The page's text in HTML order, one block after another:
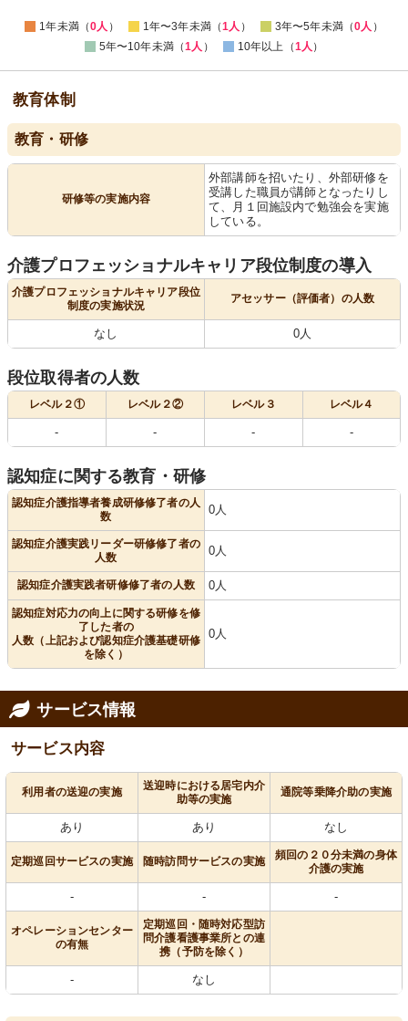
1年未満（0人 ） 1年〜3年未満（1人 ） 3年〜5年未満（0人 ）
5年〜10年未満（1人 ） 10年以上（1人 ）
教育体制
教育・研修
研修等の実施内容
外部講師を招いたり、外部研修を
受講した職員が講師となったりし
て、月１回施設内で勉強会を実施
している。
介護プロフェッショナルキャリア段位制度の導入
介護プロフェッショナルキャリア段位
制度の実施状況
アセッサー（評価者）の人数
なし 0人
段位取得者の人数
レベル２① レベル２② レベル３ レベル４
- - - -
認知症に関する教育・研修
認知症介護指導者養成研修修了者の人
数
0人
認知症介護実践リーダー研修修了者の
人数
0人
認知症介護実践者研修修了者の人数 0人
認知症対応力の向上に関する研修を修
了した者の
人数（上記および認知症介護基礎研修
を除く）
0人
サービス情報
サービス内容
利用者の送迎の実施
送迎時における居宅内介
助等の実施
通院等乗降介助の実施
あり あり なし
定期巡回サービスの実施 随時訪問サービスの実施
頻回の２０分未満の身体
介護の実施
- - -
オペレーションセンター
の有無
定期巡回・随時対応型訪
問介護看護事業所との連
携（予防を除く）
- なし